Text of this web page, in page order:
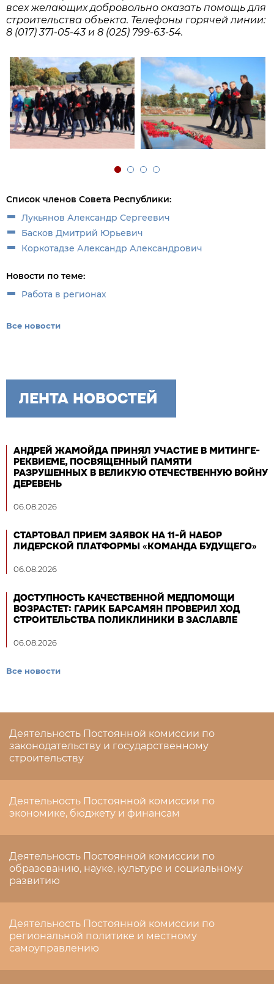
всех желающих добровольно оказать помощь для
строительства объекта. Телефоны горячей линии:
8 (017) 371-05-43 и 8 (025) 799-63-54.
Список членов Совета Республики:
Лукьянов Александр Сергеевич
Басков Дмитрий Юрьевич
Коркотадзе Александр Александрович
Новости по теме:
Работа в регионах
Все новости
ЛЕНТА НОВОСТЕЙ
АНДРЕЙ ЖАМОЙДА ПРИНЯЛ УЧАСТИЕ В МИТИНГЕ-
РЕКВИЕМЕ, ПОСВЯЩЕННЫЙ ПАМЯТИ
РАЗРУШЕННЫХ В ВЕЛИКУЮ ОТЕЧЕСТВЕННУЮ ВОЙНУ
ДЕРЕВЕНЬ
06.08.2026
СТАРТОВАЛ ПРИЕМ ЗАЯВОК НА 11-Й НАБОР
ЛИДЕРСКОЙ ПЛАТФОРМЫ «КОМАНДА БУДУЩЕГО»
06.08.2026
ДОСТУПНОСТЬ КАЧЕСТВЕННОЙ МЕДПОМОЩИ
ВОЗРАСТЕТ: ГАРИК БАРСАМЯН ПРОВЕРИЛ ХОД
СТРОИТЕЛЬСТВА ПОЛИКЛИНИКИ В ЗАСЛАВЛЕ
06.08.2026
Все новости
Деятельность Постоянной комиссии по
законодательству и государственному
строительству
Деятельность Постоянной комиссии по
экономике, бюджету и финансам
Деятельность Постоянной комиссии по
образованию, науке, культуре и социальному
развитию
Деятельность Постоянной комиссии по
региональной политике и местному
самоуправлению